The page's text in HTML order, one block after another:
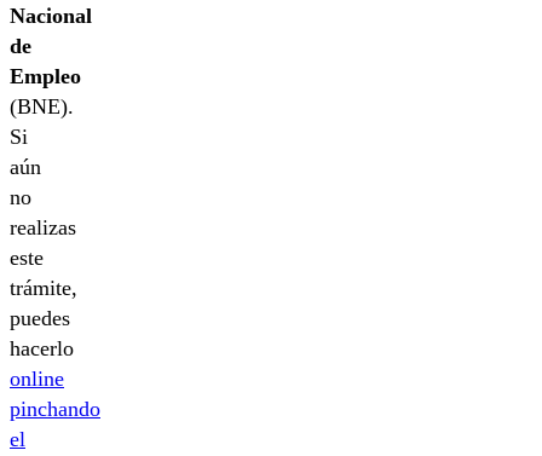
Nacional
de
Empleo
(BNE).
Si
aún
no
realizas
este
trámite,
puedes
hacerlo
online
pinchando
el